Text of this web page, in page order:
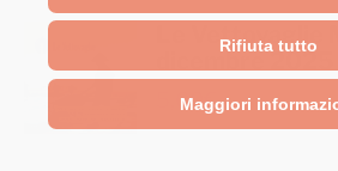
Rifiuta tutto
Maggiori
Le Vettovaglie
dicembre 2025
5,00€
Cliccando sul tasto "Iscriviti"
accettare, aver letto e compreso
sulla Privacy